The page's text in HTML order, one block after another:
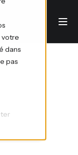
votre
dans
pas